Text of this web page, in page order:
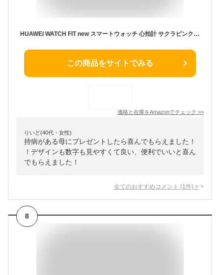
HUAWEI WATCH FIT new スマートウォッチ 心拍計 サクラピンク【日本正規代理店品】
この商品をサイトでみる
価格と在庫をAmazonでチェック >>
りいど(40代・女性)
持病がある母にプレゼントしたら喜んでもらえました！
！デザインも数字も見やすくて良い、便利でいいと喜ん
でもらえました！
全てのおすすめコメント (1 件) >
8